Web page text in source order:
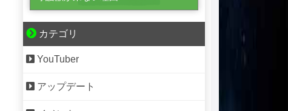
カテゴリ
YouTuber
アップデート